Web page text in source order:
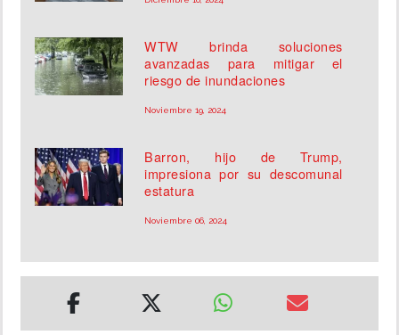
WTW brinda soluciones
avanzadas para mitigar el
riesgo de inundaciones
Noviembre 19, 2024
Barron, hijo de Trump,
impresiona por su descomunal
estatura
Noviembre 06, 2024